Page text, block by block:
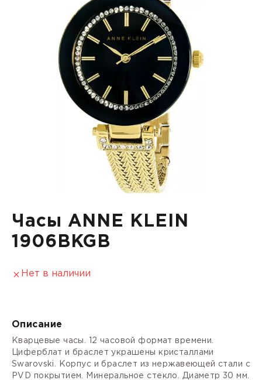
Часы ANNE KLEIN
1906BKGB
Нет в наличии
Описание
Кварцевые часы. 12 часовой формат времени.
Циферблат и браслет украшены кристаллами
Swarovski. Корпус и браслет из нержавеющей стали с
PVD покрытием. Минеральное стекло. Диаметр 30 мм.